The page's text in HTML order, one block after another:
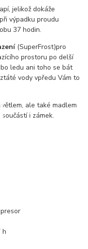
jelikož dokáže
výpadku proudu
37 hodin.
(SuperFrost)pro
prostoru po delší
ledu ani toho se bát
vody vpředu Vám to
ale také madlem
i zámek.
h